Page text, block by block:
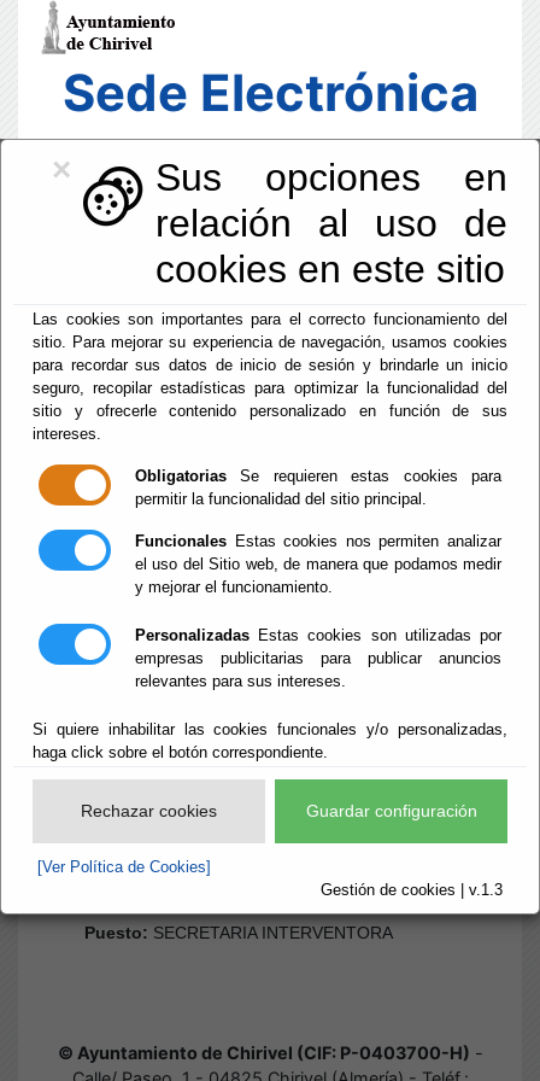
×
Sus opciones en
relación al uso de
cookies en este sitio
Las cookies son importantes para el correcto funcionamiento del
sitio. Para mejorar su experiencia de navegación, usamos cookies
para recordar sus datos de inicio de sesión y brindarle un inicio
seguro, recopilar estadísticas para optimizar la funcionalidad del
sitio y ofrecerle contenido personalizado en función de sus
intereses.
Obligatorias Se requieren estas cookies para
permitir la funcionalidad del sitio principal.
Funcionales Estas cookies nos permiten analizar
el uso del Sitio web, de manera que podamos medir
y mejorar el funcionamiento.
Personalizadas Estas cookies son utilizadas por
empresas publicitarias para publicar anuncios
relevantes para sus intereses.
Si quiere inhabilitar las cookies funcionales y/o personalizadas,
haga click sobre el botón correspondiente.
Rechazar cookies Guardar configuración
[Ver Política de Cookies]
Gestión de cookies | v.1.3
Sede Electrónica
07:36:09
Dom, 9 Agosto 2026
- Funcionarios Habilitados
Funcionarios
Habilitados
Centro:AYTO CHIRIVEL - CALLE PASEO, 1
Funcionario:TORREGROSA MOTA JOSE
Centro:
AYUNTAMIENTO DE CHIRIVEL - CALLE
Puesto: SECRETARIA INTERVENTORA
© Ayuntamiento de Chirivel (CIF: P-0403700-H) -